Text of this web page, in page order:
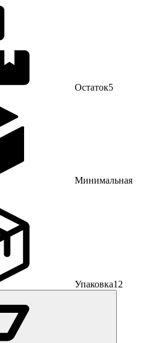
Остаток5
Минимальная
Упаковка12